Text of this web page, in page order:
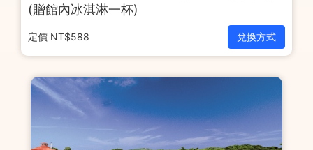
(贈館內冰淇淋一杯)
定價 NT$588 兌換方式